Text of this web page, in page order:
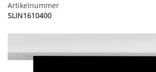
Artikelnummer
SLIN1610400